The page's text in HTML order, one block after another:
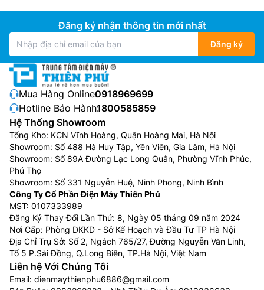
Đăng ký nhận thông tin mới nhất
Đăng ký
Mua Hàng Online:0918969699
Hotline Bảo Hành:1800585859
Hệ Thống Showroom
Tổng Kho: KCN Vĩnh Hoàng, Quận Hoàng Mai, Hà Nội
Showroom: Số 488 Hà Huy Tập, Yên Viên, Gia Lâm, Hà Nội
Showroom: Số 89A Đường Lạc Long Quân, Phường Vĩnh Phúc,
Phú Thọ
Showroom: Số 331 Nguyễn Huệ, Ninh Phong, Ninh Bình
Công Ty Cổ Phần Điện Máy Thiên Phú
MST: 0107333989
Đăng Ký Thay Đổi Lần Thứ: 8, Ngày 05 tháng 09 năm 2024
Nơi Cấp: Phòng DKKD - Sở Kế Hoạch và Đầu Tư TP Hà Nội
Địa Chỉ Trụ Sở: Số 2, Ngách 765/27, Đường Nguyễn Văn Linh,
Tổ 5 P.Sài Đồng, Q.Long Biên, TP.Hà Nội, Việt Nam
Liên hệ Với Chúng Tôi
Email: dienmaythienphu6886@gmail.com